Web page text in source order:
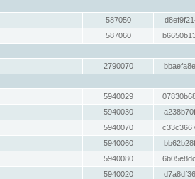
587050
587060
2790070
5940029
5940030
5940070
5940060
5940080
5940020